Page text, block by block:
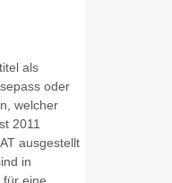
als
oder
welcher
2011
ausgestellt
in